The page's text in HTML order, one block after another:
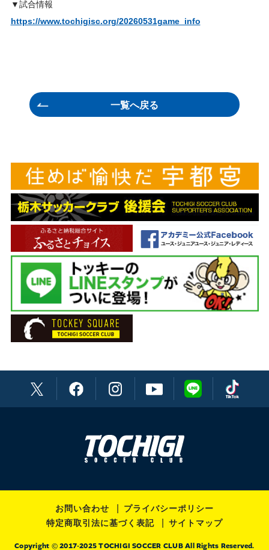
▼試合情報
https://www.tochigisc.org/20260531game_info
一覧へ戻る
お問い合わせ
プライバシーポリシー
特定商取引法に基づく表記
サイトマップ
Copyright © 2017-2025 TOCHIGI SOCCER CLUB All Rights Reserved.